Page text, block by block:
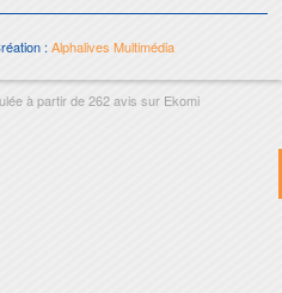
: Alphalives Multimédia
à partir de262avis sur Ekomi